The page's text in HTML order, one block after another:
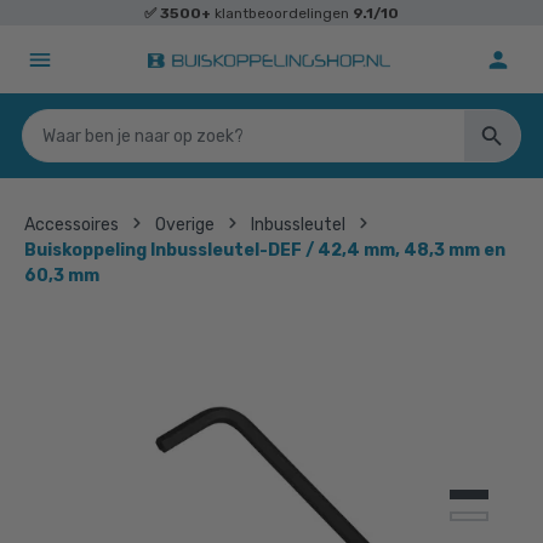
✅ 3500+ klantbeoordelingen 9.1/10
Accessoires Overige
Inbussleutel
Buiskoppeling Inbussleutel-DEF / 42,4 mm, 48,3 mm en
60,3 mm